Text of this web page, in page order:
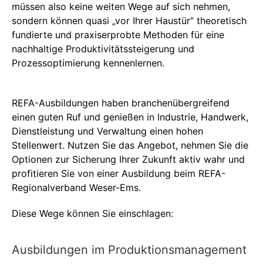
müssen also keine weiten Wege auf sich nehmen,
sondern können quasi „vor Ihrer Haustür“ theoretisch
fundierte und praxiserprobte Methoden für eine
nachhaltige Produktivitätssteigerung und
Prozessoptimierung kennenlernen.
REFA-Ausbildungen haben branchenübergreifend
einen guten Ruf und genießen in Industrie, Handwerk,
Dienstleistung und Verwaltung einen hohen
Stellenwert. Nutzen Sie das Angebot, nehmen Sie die
Optionen zur Sicherung Ihrer Zukunft aktiv wahr und
profitieren Sie von einer Ausbildung beim REFA-
Regionalverband Weser-Ems.
Diese Wege können Sie einschlagen:
Ausbildungen im Produktionsmanagement